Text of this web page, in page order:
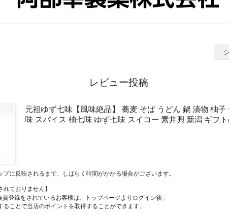
レビュー投稿
元祖ゆず七味【風味絶品】 蕎麦 そば うどん 鍋 漬物 柚子
味 スパイス 柚七味 ゆず七味 スイコー 素井興 新潟 ギフ
プに反映されるまで、しばらく時間がかかる場合がございます。
れておりません】
登録をされているお客様は、トップページよりログイン後、
ることで当店のポイントを取得することができます。